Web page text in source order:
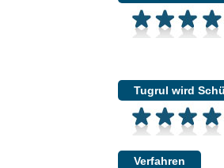
Tugrul wird
Verfahren